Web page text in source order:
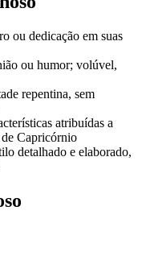
ou dedicação em suas
ou humor; volúvel,
repentina, sem
atribuídas a
de Capricórnio
detalhado e elaborado,